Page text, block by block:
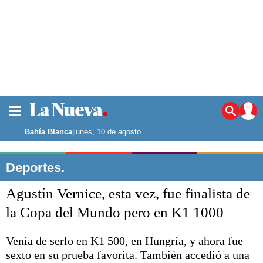
Noticias
La ciudad
Punta Alta
El mundo
Opinión
Deportes
Escenario Olímpico
Liga del Sur
Bahía Blanca|lunes, 10 de agosto
Deportes.
Agustín Vernice, esta vez, fue finalista de
la Copa del Mundo pero en K1 1000
Venía de serlo en K1 500, en Hungría, y ahora fue
sexto en su prueba favorita. También accedió a una